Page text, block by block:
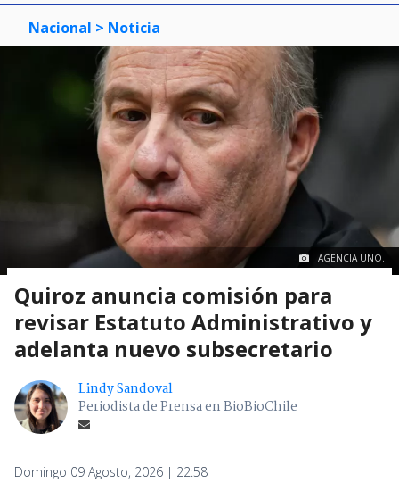
Nacional > Noticia
AGENCIA UNO.
Quiroz anuncia comisión para
revisar Estatuto Administrativo y
adelanta nuevo subsecretario
Lindy Sandoval
Periodista de Prensa en BioBioChile
Domingo 09 Agosto, 2026 | 22:58